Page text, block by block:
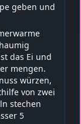
geben und
das Ei und
mengen.
würzen,
von zwei
stechen
5